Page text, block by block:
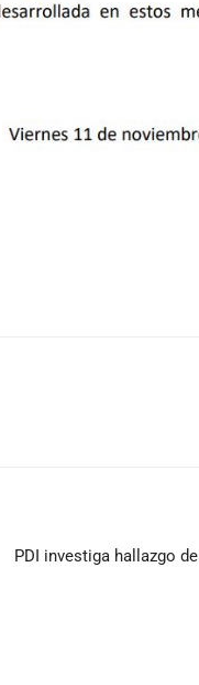
PDI investiga hallazgo